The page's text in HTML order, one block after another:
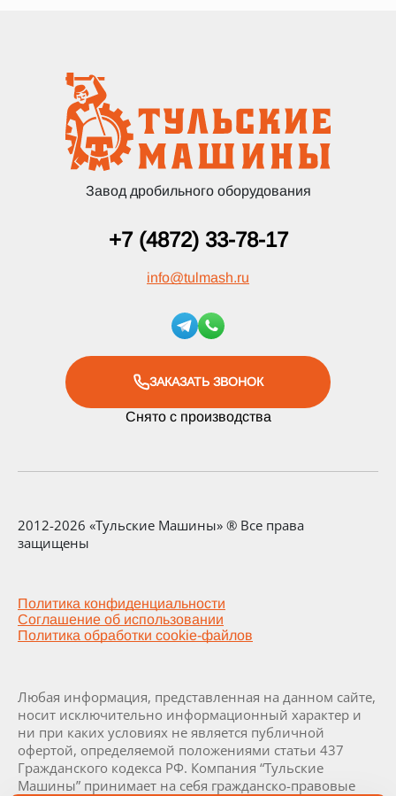
Завод дробильного оборудования
+7 (4872) 33-78-17
info@tulmash.ru
ЗАКАЗАТЬ ЗВОНОК
Снято с производства
2012-2026 «Тульские Машины» ® Все права
защищены
Политика конфиденциальности
Соглашение об использовании
Политика обработки cookie-файлов
Любая информация, представленная на данном сайте,
носит исключительно информационный характер и
ни при каких условиях не является публичной
офертой, определяемой положениями статьи 437
Гражданского кодекса РФ. Компания “Тульские
Машины” принимает на себя гражданско-правовые